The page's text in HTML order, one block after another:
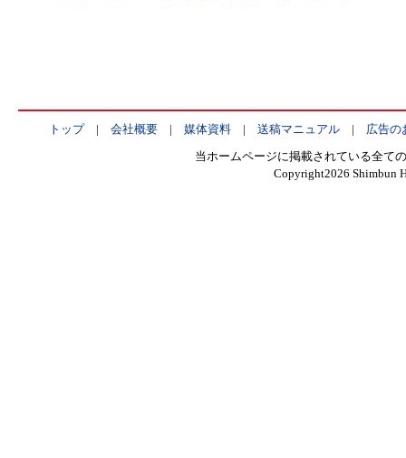
トップ| 会社概要 | 媒体資料 | 送稿マニュアル | 広告の
当ホームページに掲載されている全て
Copyright2026 Shimbun